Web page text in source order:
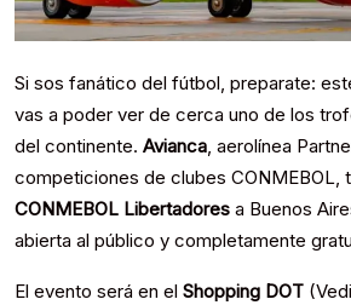
Si sos fanático del fútbol, preparate:
vas a poder ver de cerca uno de los
del continente. Avianca, aerolínea
competiciones de clubes CONMEBOL,
CONMEBOL Libertadores a Buenos
abierta al público y completamente
El evento será en el Shopping DOT